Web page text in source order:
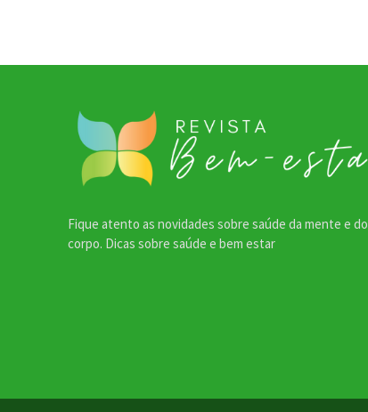
Fique atento as novidades sobre saúde da mente e do
corpo. Dicas sobre saúde e bem estar